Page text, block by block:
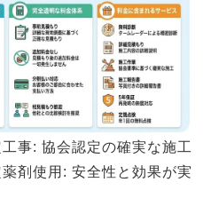
事: 協会認定の確実な施工
剤使用 : 安全性と効果が実